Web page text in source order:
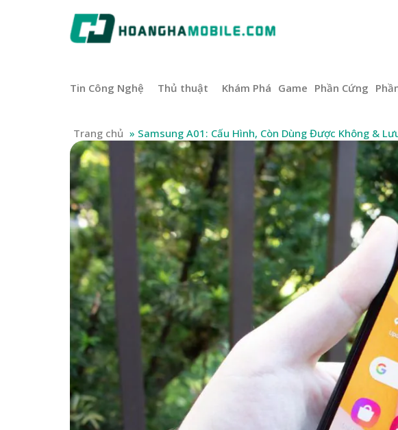
Tin Công Nghệ Thủ thuật Khám Phá Game Phần Cứng
Trang chủ » Samsung A01: Cấu Hình, Còn Dùng Được Không &